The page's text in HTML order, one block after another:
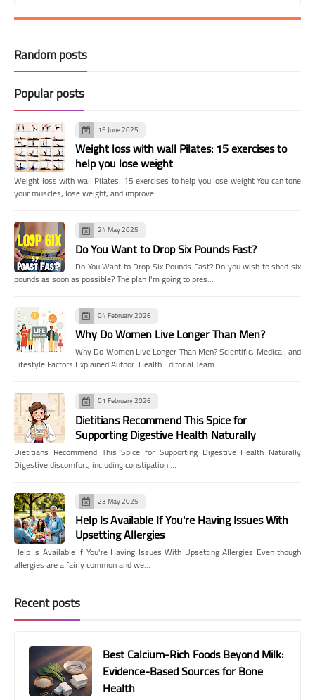
Random posts
Popular posts
15 June 2025
Weight loss with wall Pilates: 15 exercises to
help you lose weight
Weight loss with wall Pilates: 15 exercises to help you lose weight You can tone
your muscles, lose weight, and improve…
24 May 2025
Do You Want to Drop Six Pounds Fast?
Do You Want to Drop Six Pounds Fast? Do you wish to shed six
pounds as soon as possible? The plan I'm going to pres…
04 February 2026
Why Do Women Live Longer Than Men?
Why Do Women Live Longer Than Men? Scientific, Medical, and
Lifestyle Factors Explained Author: Health Editorial Team …
01 February 2026
Dietitians Recommend This Spice for
Supporting Digestive Health Naturally
Dietitians Recommend This Spice for Supporting Digestive Health Naturally
Digestive discomfort, including constipation …
23 May 2025
Help Is Available If You're Having Issues With
Upsetting Allergies
Help Is Available If You're Having Issues With Upsetting Allergies Even though
allergies are a fairly common and we…
Recent posts
Best Calcium-Rich Foods Beyond Milk:
Evidence-Based Sources for Bone
Health